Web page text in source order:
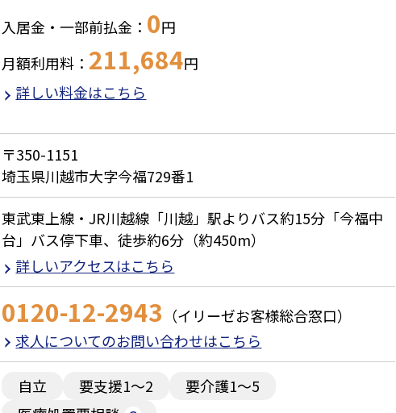
入居金・一部前払金： 0円
月額利用料： 211,684円
詳しい料金はこちら
〒350-1151
埼玉県川越市大字今福729番1
東武東上線・JR川越線「川越」駅よりバス約15分「今福中
台」バス停下車、徒歩約6分（約450m）
詳しいアクセスはこちら
0120-12-2943 （イリーゼお客様総合窓口）
求人についてのお問い合わせはこちら
自立 要支援1～2
要介護1～5